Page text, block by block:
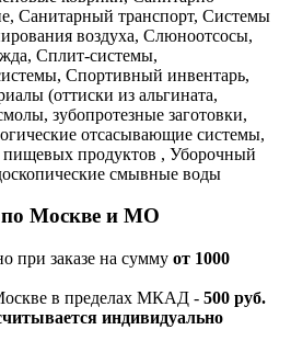
Санитарный транспорт, Системы
воздуха, Слюноотсосы,
Сплит-системы,
Спортивный инвентарь,
(оттиски из альгината,
зубопротезные заготовки,
отсасывающие системы,
пищевых продуктов , Уборочный
смывные воды
по Москве и МО
при заказе на сумму от 1000
в пределах МКАД - 500 руб.
индивидуально